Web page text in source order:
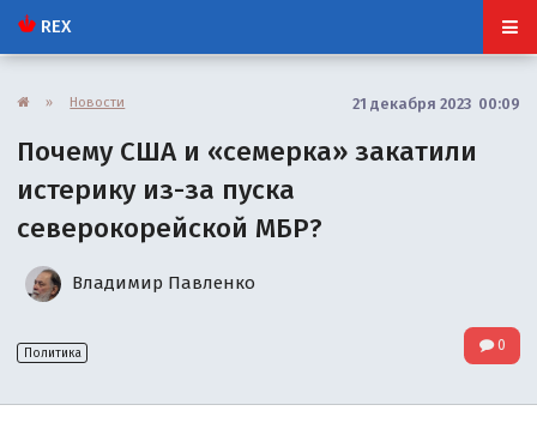
REX
» Новости 21 декабря 2023 00:09
Почему США и «семерка» закатили
истерику из-за пуска
северокорейской МБР?
Владимир Павленко
Политика 0